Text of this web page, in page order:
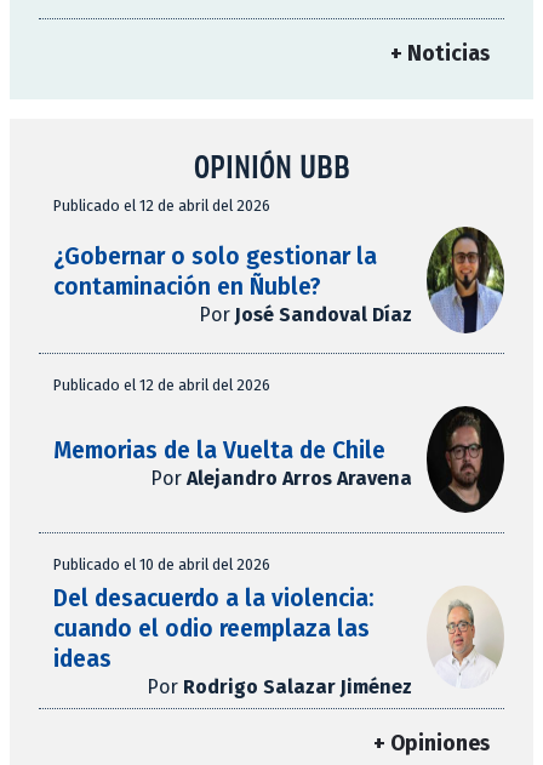
+ Noticias
OPINIÓN UBB
Publicado el 12 de abril del 2026
¿Gobernar o solo gestionar la
contaminación en Ñuble?
Por José Sandoval Díaz
Publicado el 12 de abril del 2026
Memorias de la Vuelta de Chile
Por Alejandro Arros Aravena
Publicado el 10 de abril del 2026
Del desacuerdo a la violencia:
cuando el odio reemplaza las
ideas
Por Rodrigo Salazar Jiménez
+ Opiniones